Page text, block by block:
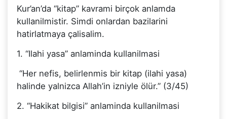
Kur’an’da “kitap” kavrami birçok anlamda
kullanilmistir. Simdi onlardan bazilarini
hatirlatmaya çalisalim.
1. “Ilahi yasa” anlaminda kullanilmasi
“Her nefis, belirlenmis bir kitap (ilahi yasa)
halinde yalnizca Allah’in izniyle ölür.” (3/45)
2. “Hakikat bilgisi” anlaminda kullanilmasi